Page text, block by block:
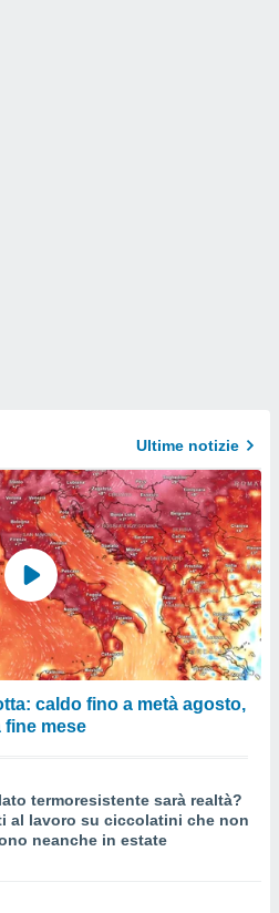
Ultime notizie
caldo fino a metà agosto,
mese
termoresistente sarà realtà?
al lavoro su ciccolatini che non
neanche in estate